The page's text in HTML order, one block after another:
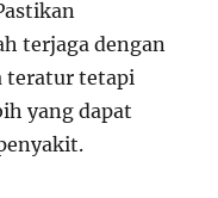
terjaga dengan
teratur tetapi
yang dapat